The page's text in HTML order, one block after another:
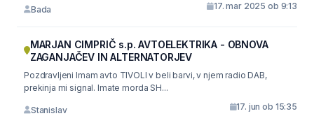
Bada 17. mar 2025 ob 9:13
MARJAN CIMPRIČ s.p. AVTOELEKTRIKA - OBNOVA
ZAGANJAČEV IN ALTERNATORJEV
Pozdravljeni Imam avto TIVOLI v beli barvi, v njem radio DAB,
prekinja mi signal. Imate morda SH...
Stanislav 17. jun ob 15:35